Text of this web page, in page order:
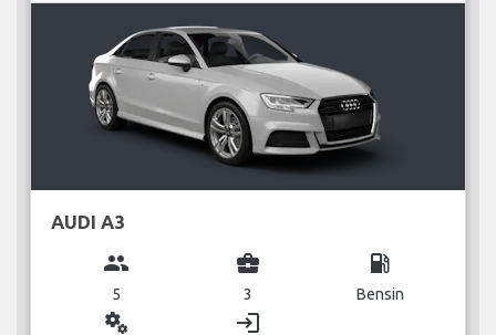
AUDI A3
group
5
business_center
3
local_gas_station
Bensin
miscellaneous_services login